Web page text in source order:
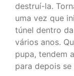
destruí-la.
uma vez que
túnel dentro
vários anos.
pupa, tendem
para depois